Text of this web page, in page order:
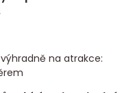
na atrakce: